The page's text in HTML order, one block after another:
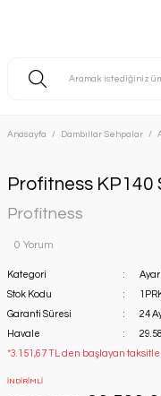
Anasayfa Dambıllar Sehpalar
Profitness KP140
Profitness
0 Yorum
Kategori
Stok Kodu
Garanti Süresi
24
Havale
*3.151,67 TL den başlayan
İNDİRİMLİ